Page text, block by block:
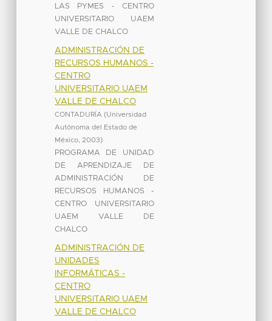
LAS PYMES - CENTRO
UNIVERSITARIO UAEM
VALLE DE CHALCO
ADMINISTRACIÓN DE
RECURSOS HUMANOS -
CENTRO
UNIVERSITARIO UAEM
VALLE DE CHALCO
CONTADURÍA (Universidad
Autónoma del Estado de
México, 2003)
PROGRAMA DE UNIDAD
DE APRENDIZAJE DE
ADMINISTRACIÓN DE
RECURSOS HUMANOS -
CENTRO UNIVERSITARIO
UAEM VALLE DE
CHALCO
ADMINISTRACIÓN DE
UNIDADES
INFORMÁTICAS -
CENTRO
UNIVERSITARIO UAEM
VALLE DE CHALCO